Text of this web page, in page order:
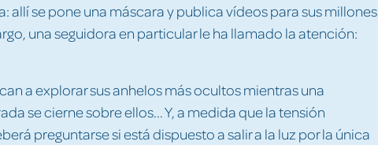
allí se pone una máscara y publica vídeos para sus millones
una seguidora en particular le ha llamado la atención:
a explorar sus anhelos más ocultos mientras una
se cierne sobre ellos... Y, a medida que la tensión
preguntarse si está dispuesto a salir a la luz por la única